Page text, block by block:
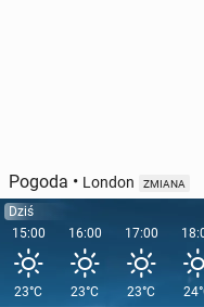
Pogoda • London ZMIANA
Dziś
15:00
23°C
16:00
23°C
17:00
23°C